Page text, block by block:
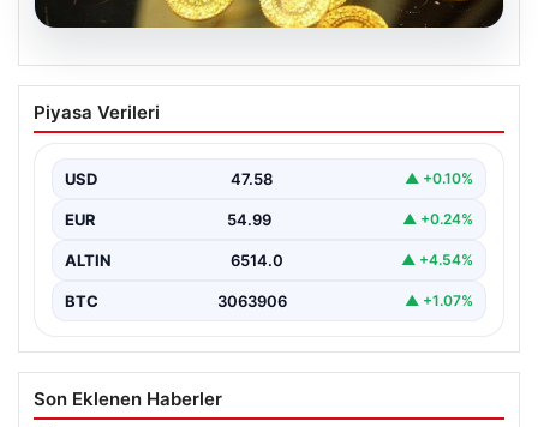
Altın fiyatları canlı 7 Nisan 2026: Altın
fiyatları bugün ne kadar oldu?
Piyasa Verileri
USD 47.58 ▲ +0.10%
EUR 54.99 ▲ +0.24%
ALTIN 6514.0 ▲ +4.54%
BTC 3063906 ▲ +1.07%
Son Eklenen Haberler